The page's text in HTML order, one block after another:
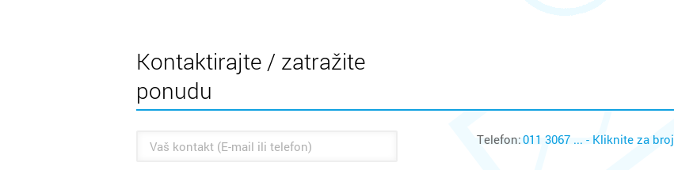
Kontaktirajte / zatražite
ponudu
Telefon:011 3067 ... - Kliknite za broj